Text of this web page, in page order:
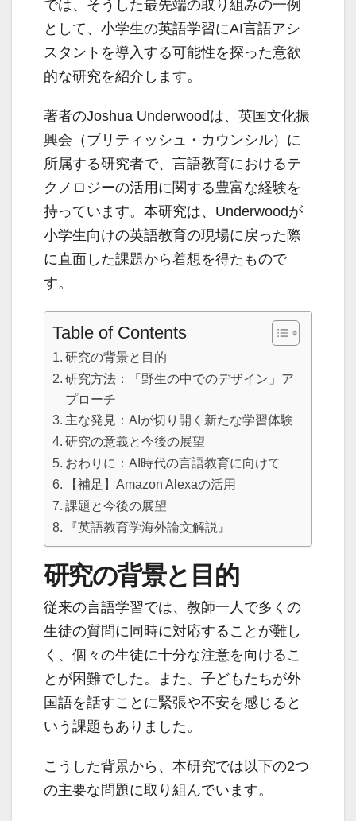
では、そうした最先端の取り組みの一例
として、小学生の英語学習にAI言語アシ
スタントを導入する可能性を探った意欲
的な研究を紹介します。
著者のJoshua Underwoodは、英国文化振
興会（ブリティッシュ・カウンシル）に
所属する研究者で、言語教育におけるテ
クノロジーの活用に関する豊富な経験を
持っています。本研究は、Underwoodが
小学生向けの英語教育の現場に戻った際
に直面した課題から着想を得たもので
す。
Table of Contents
研究の背景と目的
研究方法：「野生の中でのデザイン」ア
プローチ
主な発見：AIが切り開く新たな学習体験
研究の意義と今後の展望
おわりに：AI時代の言語教育に向けて
【補足】Amazon Alexaの活用
課題と今後の展望
『英語教育学海外論文解説』
研究の背景と目的
従来の言語学習では、教師一人で多くの
生徒の質問に同時に対応することが難し
く、個々の生徒に十分な注意を向けるこ
とが困難でした。また、子どもたちが外
国語を話すことに緊張や不安を感じると
いう課題もありました。
こうした背景から、本研究では以下の2つ
の主要な問題に取り組んでいます。